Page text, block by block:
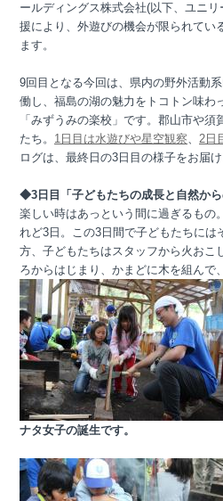
ールディングス株式会社(以下、ユニ
援により、外遊びの機会が限られてい
ます。
9回目となる今回は、県内の野外活動
働し、福島の湖の魅力をトコトン味わ
「みずうみの楽校」です。郡山市や
たち。 1日目は水遊びや星空観察、 2日
ログは、最終日の3日目の様子をお届け
◆3日目「子どもたちの成長と自然から
楽しい時はあっという間に過ぎるもの
れど3日。この3日間で子どもたちに
方、子どもたちはスタッフから火おこ
ろからはじまり、かまどに木を組んで
ナタ女子の誕生です。